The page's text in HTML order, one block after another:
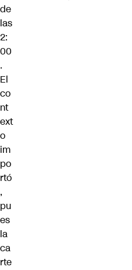
de
las
2:
00
.
El
co
nt
ext
o
im
po
rtó
,
pu
es
la
ca
rte